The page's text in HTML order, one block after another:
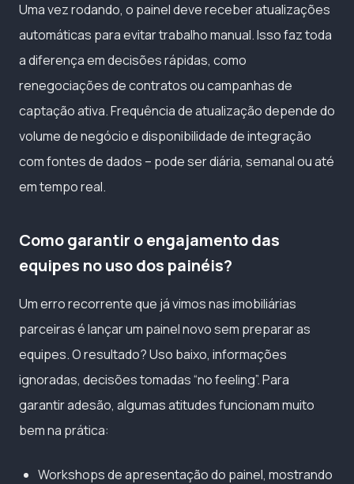
Uma vez rodando, o painel deve receber atualizações
automáticas para evitar trabalho manual. Isso faz toda
a diferença em decisões rápidas, como
renegociações de contratos ou campanhas de
captação ativa. Frequência de atualização depende do
volume de negócio e disponibilidade de integração
com fontes de dados – pode ser diária, semanal ou até
em tempo real.
Como garantir o engajamento das
equipes no uso dos painéis?
Um erro recorrente que já vimos nas imobiliárias
parceiras é lançar um painel novo sem preparar as
equipes. O resultado? Uso baixo, informações
ignoradas, decisões tomadas “no feeling”. Para
garantir adesão, algumas atitudes funcionam muito
bem na prática:
Workshops de apresentação do painel, mostrando